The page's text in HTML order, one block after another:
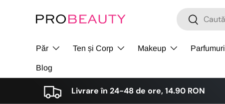
Sari la conținut
Cǎutare
Cǎutare
Păr Ten și Corp Makeup Parfumuri
Blog
Livrare în 24-48 de ore, 14.90 RON